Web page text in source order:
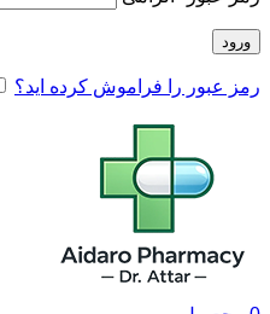
ورود
رمز عبور را فراموش کرده اید؟